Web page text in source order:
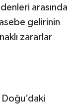
arasında
gelirinin
zararlar